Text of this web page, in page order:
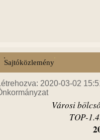
Sajtóközlemény
2020-03-02
Városi
TOP-